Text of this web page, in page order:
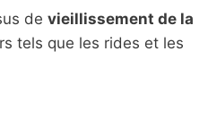
de vieillissement de la
tels que les rides et les